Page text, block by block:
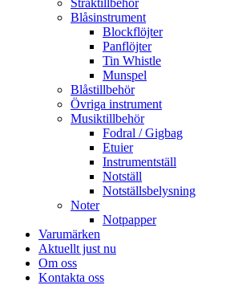
Stråktillbehör
Blåsinstrument
Blockflöjter
Panflöjter
Tin Whistle
Munspel
Blåstillbehör
Övriga instrument
Musiktillbehör
Fodral / Gigbag
Etuier
Instrumentställ
Notställ
Notställsbelysning
Noter
Notpapper
Varumärken
Aktuellt just nu
Om oss
Kontakta oss